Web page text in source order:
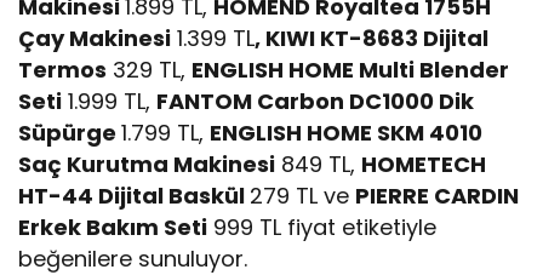
Makinesi1.899 TL, HOMEND Royaltea 1755H
Çay Makinesi 1.399 TL, KIWI KT-8683 Dijital
Termos 329 TL, ENGLISH HOME Multi Blender
Seti 1.999 TL, FANTOM Carbon DC1000 Dik
Süpürge1.799 TL, ENGLISH HOME SKM 4010
Saç Kurutma Makinesi 849 TL, HOMETECH
HT-44 Dijital Baskül 279 TL ve PIERRE CARDIN
Erkek Bakım Seti 999 TL fiyat etiketiyle
beğenilere sunuluyor.